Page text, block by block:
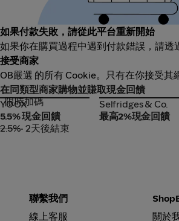
如果付款失敗，請從此平台重新開始
如果你在購買過程中遇到付款錯誤，請透
接受商家
OB嚴選 的所有 Cookie。只有在你接受其
在同類型商家購物並賺取現金回饋
YOOX
限時加碼
YOOX
5.5% 現金回饋
2.5%• 2天後結束
Selfridges & Co.
Selfridges & Co.
最高2%現金回饋
聯繫我們
線上客服
關於